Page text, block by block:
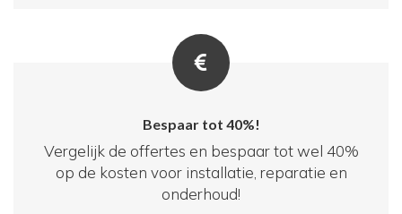
Bespaar tot 40%!
Vergelijk de offertes en bespaar tot wel 40%
op de kosten voor installatie, reparatie en
onderhoud!